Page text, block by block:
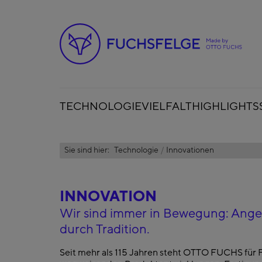
TECHNOLOGIEVIELFALTHIGHLIGHTS
Sie sind hier: Technologie Innovationen
INNOVATION
Wir sind immer in Bewegung:
durch Tradition.
Seit mehr als 115 Jahren steht OTTO FUCHS